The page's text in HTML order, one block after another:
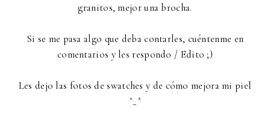
granitos, mejor una brocha.
Si se me pasa algo que deba contarles, cuéntenme en
comentarios y les respondo / Edito ;)
Les dejo las fotos de swatches y de cómo mejora mi piel
^_^